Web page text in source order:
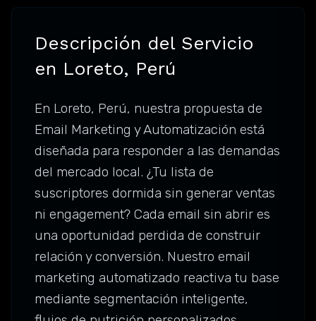
Descripción del Servicio
en Loreto, Perú
En Loreto, Perú, nuestra propuesta de
Email Marketing y Automatización está
diseñada para responder a las demandas
del mercado local. ¿Tu lista de
suscriptores dormida sin generar ventas
ni engagement? Cada email sin abrir es
una oportunidad perdida de construir
relación y conversión. Nuestro email
marketing automatizado reactiva tu base
mediante segmentación inteligente,